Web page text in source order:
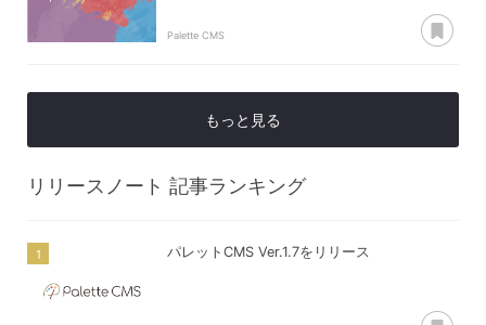
Palette CMS
もっと見る
リリースノート 記事ランキング
パレットCMS Ver.1.7をリリース